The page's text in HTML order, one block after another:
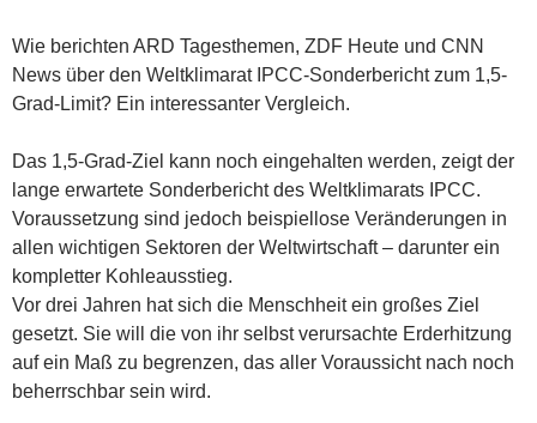
Wie berichten ARD Tagesthemen, ZDF Heute und CNN
News über den Weltklimarat IPCC-Sonderbericht zum 1,5-
Grad-Limit? Ein interessanter Vergleich.
Das 1,5-Grad-Ziel kann noch eingehalten werden, zeigt der
lange erwartete Sonderbericht des Weltklimarats IPCC.
Voraussetzung sind jedoch beispiellose Veränderungen in
allen wichtigen Sektoren der Weltwirtschaft – darunter ein
kompletter Kohleausstieg.
Vor drei Jahren hat sich die Menschheit ein großes Ziel
gesetzt. Sie will die von ihr selbst verursachte Erderhitzung
auf ein Maß zu begrenzen, das aller Voraussicht nach noch
beherrschbar sein wird.